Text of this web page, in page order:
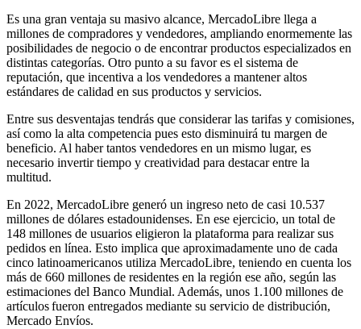
Es una gran ventaja su masivo alcance, MercadoLibre llega a
millones de compradores y vendedores, ampliando enormemente las
posibilidades de negocio o de encontrar productos especializados en
distintas categorías. Otro punto a su favor es el sistema de
reputación, que incentiva a los vendedores a mantener altos
estándares de calidad en sus productos y servicios.
Entre sus desventajas tendrás que considerar las tarifas y comisiones,
así como la alta competencia pues esto disminuirá tu margen de
beneficio. Al haber tantos vendedores en un mismo lugar, es
necesario invertir tiempo y creatividad para destacar entre la
multitud.
En 2022, MercadoLibre generó un ingreso neto de casi 10.537
millones de dólares estadounidenses. En ese ejercicio, un total de
148 millones de usuarios eligieron la plataforma para realizar sus
pedidos en línea. Esto implica que aproximadamente uno de cada
cinco latinoamericanos utiliza MercadoLibre, teniendo en cuenta los
más de 660 millones de residentes en la región ese año, según las
estimaciones del Banco Mundial. Además, unos 1.100 millones de
artículos fueron entregados mediante su servicio de distribución,
Mercado Envíos.